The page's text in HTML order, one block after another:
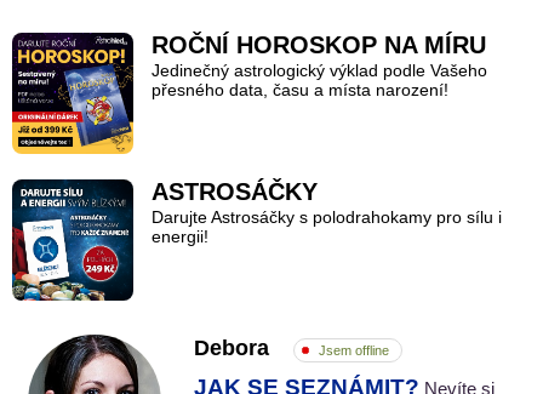
ROČNÍ HOROSKOP NA MÍRU
Jedinečný astrologický výklad podle Vašeho
přesného data, času a místa narození!
ASTROSÁČKY
Darujte Astrosáčky s polodrahokamy pro sílu i
energii!
Debora Jsem offline
JAK SE SEZNÁMIT? Nevíte si